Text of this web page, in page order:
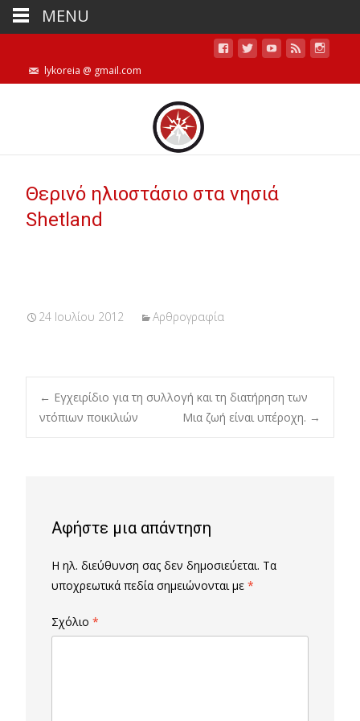
lykoreia @ gmail.com
Θερινό ηλιοστάσιο στα νησιά
Shetland
24 Ιουλίου 2012 Αρθρογραφία
Post
← Εγχειρίδιο για τη συλλογή και τη διατήρηση των
ντόπιων ποικιλιών
Μια ζωή είναι υπέροχη. →
Αφήστε μια απάντηση
Η ηλ. διεύθυνση σας δεν δημοσιεύεται. Τα
υποχρεωτικά πεδία σημειώνονται με *
Σχόλιο *
MENU